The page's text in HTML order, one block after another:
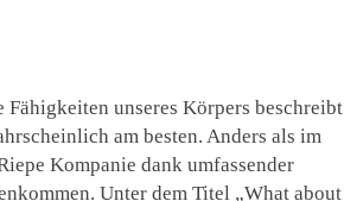
unseres Körpers beschreibt
am besten. Anders als im
Kompanie dank umfassender
Unter dem Titel „What about